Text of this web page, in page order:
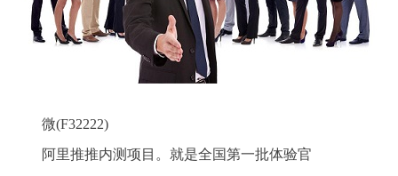
微(F32222)
阿里推推内测项目。就是全国第一批体验官